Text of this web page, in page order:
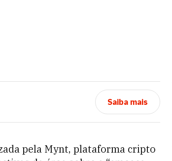
Saiba mais
pela Mynt, plataforma cripto